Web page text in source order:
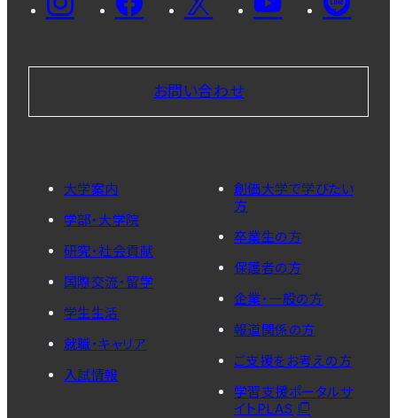
お問い合わせ
大学案内
学部・大学院
研究・社会貢献
国際交流・留学
学生生活
就職・キャリア
入試情報
創価大学で学びたい
方
卒業生の方
保護者の方
企業・一般の方
報道関係の方
ご支援をお考えの方
学習支援ポータルサ
イトPLAS